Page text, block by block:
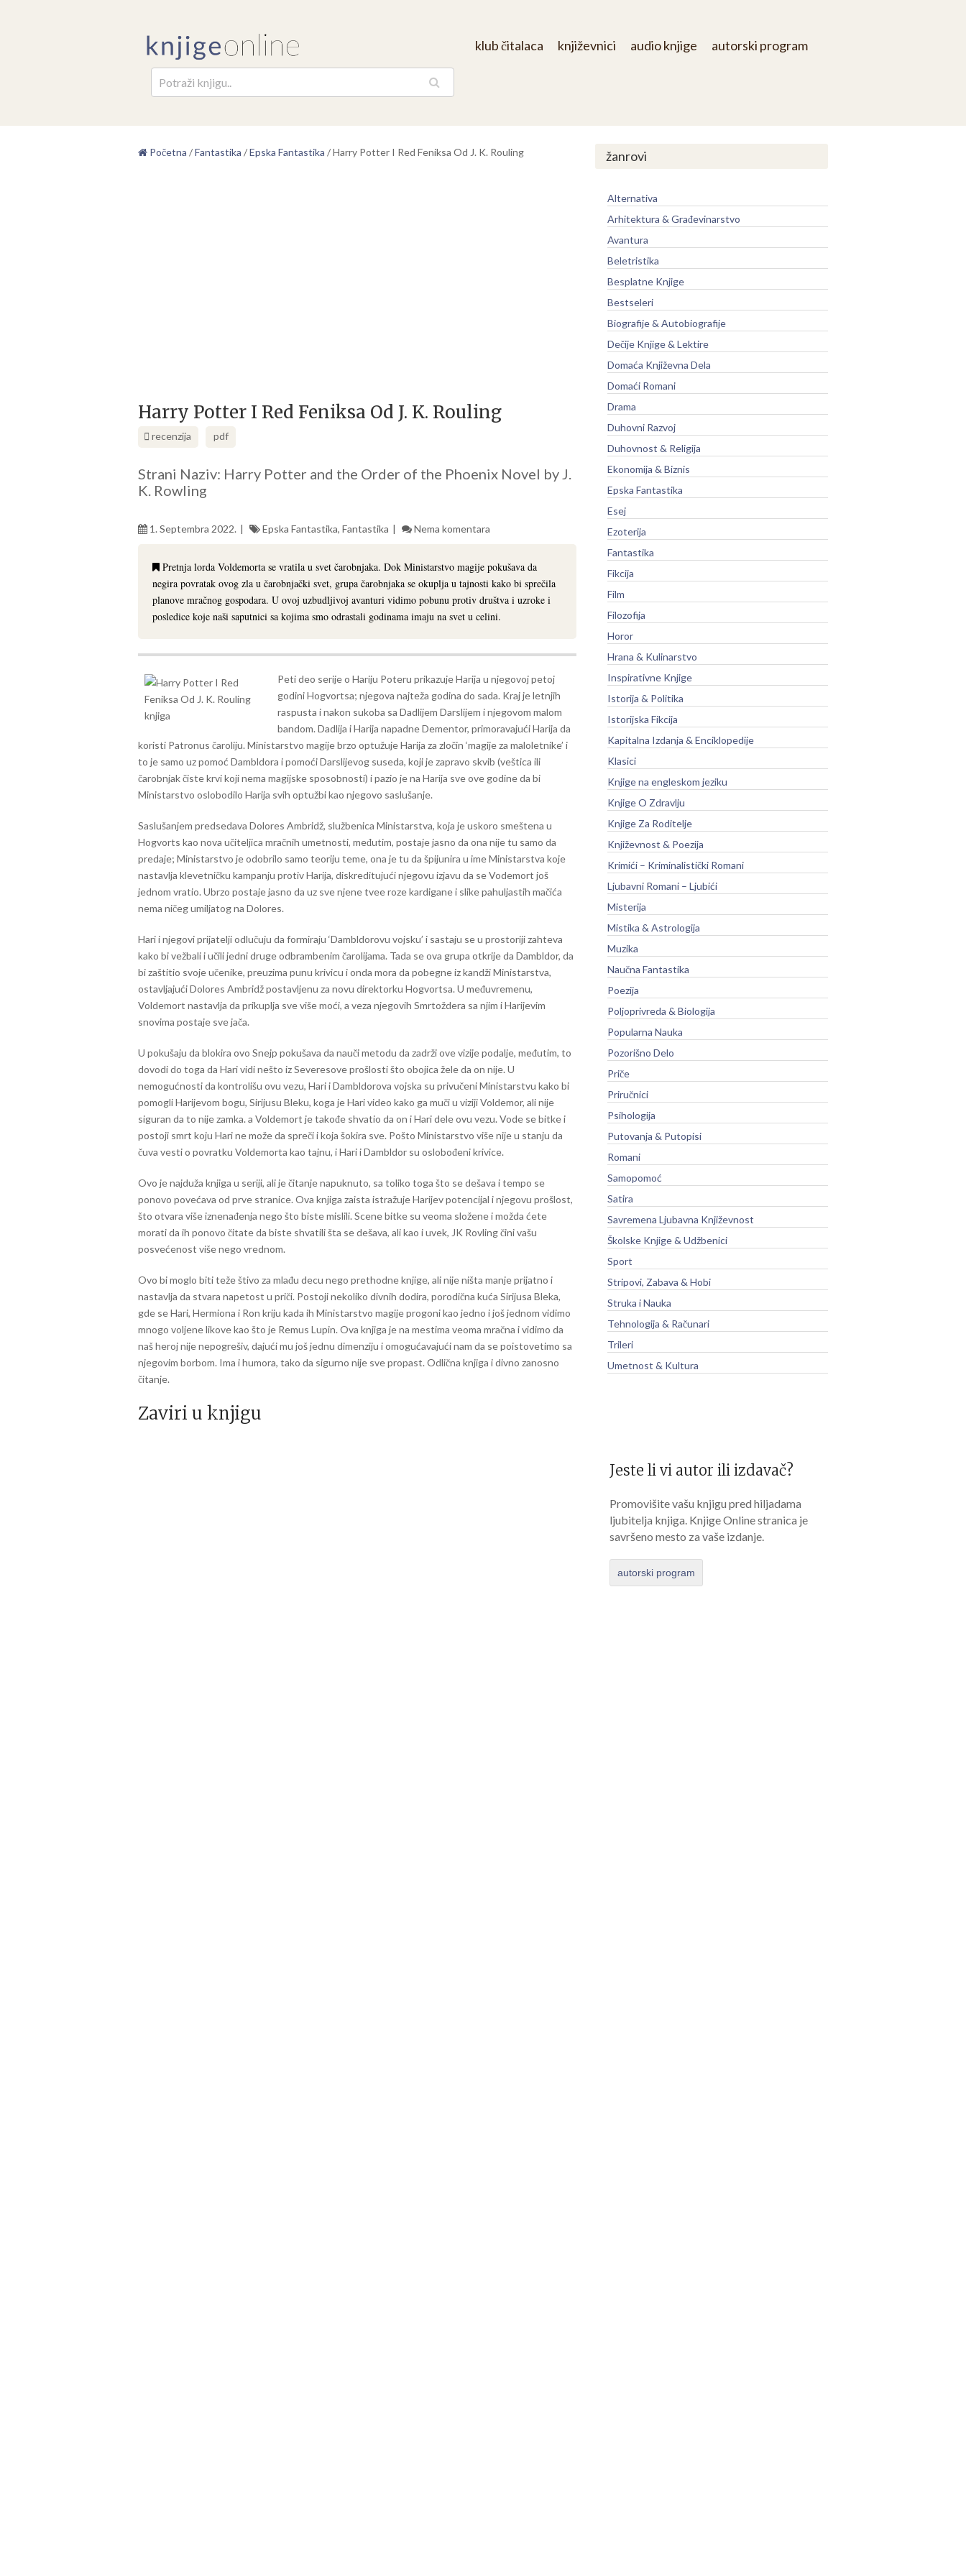
klub čitalaca književnici audio knjige autorski program
Početna /Fantastika /Epska Fantastika /Harry Potter I Red Feniksa Od J. K. Rouling
Harry Potter I Red Feniksa Od J. K. Rouling
recenzija pdf
Strani Naziv: Harry Potter and the Order of the Phoenix Novel by J.
K. Rowling
1. Septembra 2022. Epska Fantastika, Fantastika Nema komentara
Pretnja lorda Voldemorta se vratila u svet čarobnjaka. Dok Ministarstvo magije pokušava da
negira povratak ovog zla u čarobnjački svet, grupa čarobnjaka se okuplja u tajnosti kako bi sprečila
planove mračnog gospodara. U ovoj uzbudljivoj avanturi vidimo pobunu protiv društva i uzroke i
posledice koje naši saputnici sa kojima smo odrastali godinama imaju na svet u celini.
Peti deo serije o Hariju Poteru prikazuje Harija u njegovoj petoj
godini Hogvortsa; njegova najteža godina do sada. Kraj je letnjih
raspusta i nakon sukoba sa Dadlijem Darslijem i njegovom malom
bandom. Dadlija i Harija napadne Dementor, primoravajući Harija da
koristi Patronus čaroliju. Ministarstvo magije brzo optužuje Harija za zločin ‘magije za maloletnike’ i
to je samo uz pomoć Dambldora i pomoći Darslijevog suseda, koji je zapravo skvib (veštica ili
čarobnjak čiste krvi koji nema magijske sposobnosti) i pazio je na Harija sve ove godine da bi
Ministarstvo oslobodilo Harija svih optužbi kao njegovo saslušanje.
Saslušanjem predsedava Dolores Ambridž, službenica Ministarstva, koja je uskoro smeštena u
Hogvorts kao nova učiteljica mračnih umetnosti, međutim, postaje jasno da ona nije tu samo da
predaje; Ministarstvo je odobrilo samo teoriju teme, ona je tu da špijunira u ime Ministarstva koje
nastavlja klevetničku kampanju protiv Harija, diskreditujući njegovu izjavu da se Vodemort još
jednom vratio. Ubrzo postaje jasno da uz sve njene tvee roze kardigane i slike pahuljastih mačića
nema ničeg umiljatog na Dolores.
Hari i njegovi prijatelji odlučuju da formiraju ‘Dambldorovu vojsku’ i sastaju se u prostoriji zahteva
kako bi vežbali i učili jedni druge odbrambenim čarolijama. Tada se ova grupa otkrije da Dambldor, da
bi zaštitio svoje učenike, preuzima punu krivicu i onda mora da pobegne iz kandži Ministarstva,
ostavljajući Dolores Ambridž postavljenu za novu direktorku Hogvortsa. U međuvremenu,
Voldemort nastavlja da prikuplja sve više moći, a veza njegovih Smrtoždera sa njim i Harijevim
snovima postaje sve jača.
U pokušaju da blokira ovo Snejp pokušava da nauči metodu da zadrži ove vizije podalje, međutim, to
dovodi do toga da Hari vidi nešto iz Severesove prošlosti što obojica žele da on nije. U
nemogućnosti da kontrolišu ovu vezu, Hari i Dambldorova vojska su privučeni Ministarstvu kako bi
pomogli Harijevom bogu, Sirijusu Bleku, koga je Hari video kako ga muči u viziji Voldemor, ali nije
siguran da to nije zamka. a Voldemort je takođe shvatio da on i Hari dele ovu vezu. Vode se bitke i
postoji smrt koju Hari ne može da spreči i koja šokira sve. Pošto Ministarstvo više nije u stanju da
čuva vesti o povratku Voldemorta kao tajnu, i Hari i Dambldor su oslobođeni krivice.
Ovo je najduža knjiga u seriji, ali je čitanje napuknuto, sa toliko toga što se dešava i tempo se
ponovo povećava od prve stranice. Ova knjiga zaista istražuje Harijev potencijal i njegovu prošlost,
što otvara više iznenađenja nego što biste mislili. Scene bitke su veoma složene i možda ćete
morati da ih ponovo čitate da biste shvatili šta se dešava, ali kao i uvek, JK Rovling čini vašu
posvećenost više nego vrednom.
Ovo bi moglo biti teže štivo za mlađu decu nego prethodne knjige, ali nije ništa manje prijatno i
nastavlja da stvara napetost u priči. Postoji nekoliko divnih dodira, porodična kuća Sirijusa Bleka,
gde se Hari, Hermiona i Ron kriju kada ih Ministarstvo magije progoni kao jedno i još jednom vidimo
mnogo voljene likove kao što je Remus Lupin. Ova knjiga je na mestima veoma mračna i vidimo da
naš heroj nije nepogrešiv, dajući mu još jednu dimenziju i omogućavajući nam da se poistovetimo sa
njegovim borbom. Ima i humora, tako da sigurno nije sve propast. Odlična knjiga i divno zanosno
čitanje.
Zaviri u knjigu
žanrovi
Alternativa
Arhitektura & Građevinarstvo
Avantura
Beletristika
Besplatne Knjige
Bestseleri
Biografije & Autobiografije
Dečije Knjige & Lektire
Domaća Književna Dela
Domaći Romani
Drama
Duhovni Razvoj
Duhovnost & Religija
Ekonomija & Biznis
Epska Fantastika
Esej
Ezoterija
Fantastika
Fikcija
Film
Filozofija
Horor
Hrana & Kulinarstvo
Inspirativne Knjige
Istorija & Politika
Istorijska Fikcija
Kapitalna Izdanja & Enciklopedije
Klasici
Knjige na engleskom jeziku
Knjige O Zdravlju
Knjige Za Roditelje
Književnost & Poezija
Krimići – Kriminalistički Romani
Ljubavni Romani – Ljubići
Misterija
Mistika & Astrologija
Muzika
Naučna Fantastika
Poezija
Poljoprivreda & Biologija
Popularna Nauka
Pozorišno Delo
Priče
Priručnici
Psihologija
Putovanja & Putopisi
Romani
Samopomoć
Satira
Savremena Ljubavna Književnost
Školske Knjige & Udžbenici
Sport
Stripovi, Zabava & Hobi
Struka i Nauka
Tehnologija & Računari
Trileri
Umetnost & Kultura
Jeste li vi autor ili izdavač?
Promovišite vašu knjigu pred hiljadama
ljubitelja knjiga. Knjige Online stranica je
savršeno mesto za vaše izdanje.
autorski program